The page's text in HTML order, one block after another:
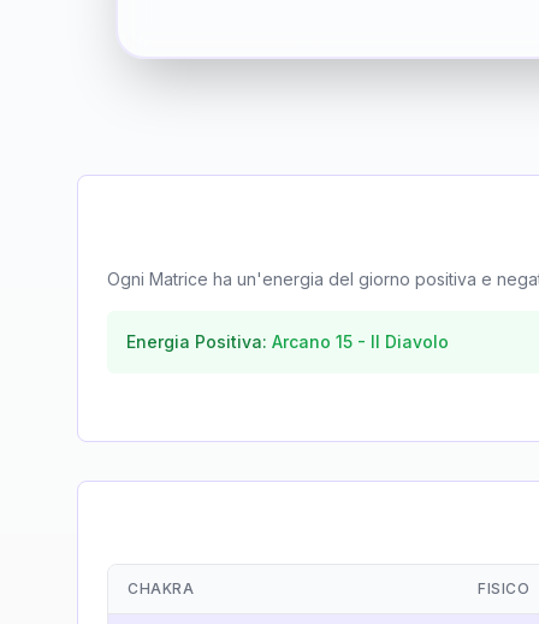
Ogni Matrice ha un'energia del giorno positiva e
Energia Positiva: Arcano 15 - Il Diavolo
CHAKRA FISICO